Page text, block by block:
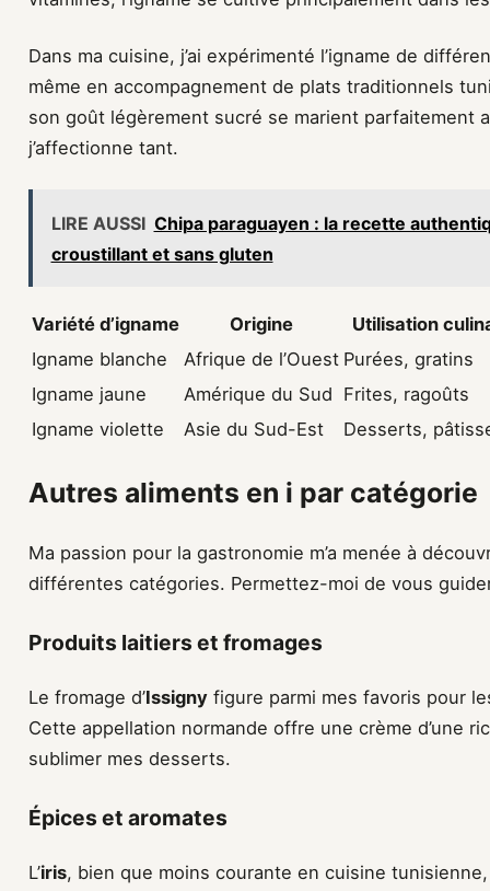
Dans ma cuisine, j’ai expérimenté l’igname de
même en accompagnement de plats traditionnels
son goût légèrement sucré se marient parfaitement
j’affectionne tant.
LIRE AUSSI Chipa paraguayen : la recette
croustillant et sans gluten
Variété d’igname Origine
Utilisation
Igname blanche
Afrique de l’Ouest Purées, gratins
Igname jaune
Amérique du Sud Frites, ragoûts
Igname violette
Asie du Sud-Est Desserts,
Autres aliments en i par catégorie
Ma passion pour la gastronomie m’a menée à
différentes catégories. Permettez-moi de vous
Produits laitiers et fromages
Le fromage d’Issigny figure parmi mes favoris pour
Cette appellation normande offre une crème d’une
sublimer mes desserts.
Épices et aromates
L’iris, bien que moins courante en cuisine